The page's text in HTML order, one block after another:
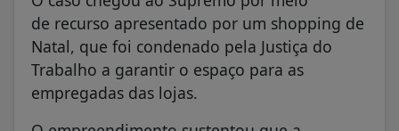
de recurso apresentado por um shopping de
Natal, que foi condenado pela Justiça do
Trabalho a garantir o espaço para as
empregadas das lojas.